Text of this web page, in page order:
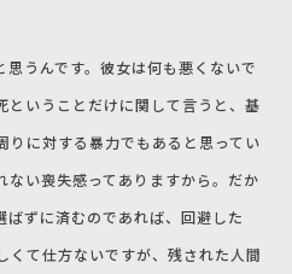
うんです。彼女は何も悪くないで
ということだけに関して言うと、基
りに対する暴力でもあると思ってい
ない喪失感ってありますから。だか
ばずに済むのであれば、回避した
くて仕方ないですが、残された人間